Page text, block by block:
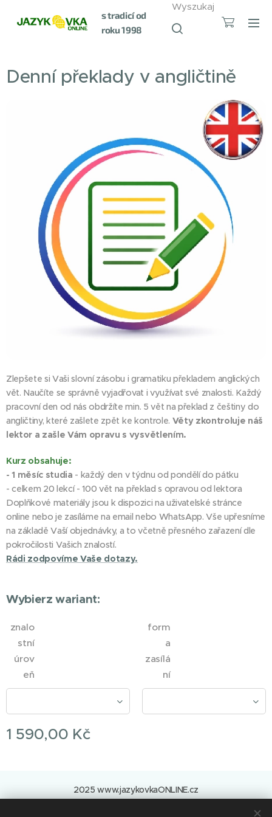
s tradicí od
roku 1998
Wyszukaj
Denní překlady v angličtině
Zlepšete si Vaši slovní zásobu i gramatiku překladem anglických
vět. Naučíte se správně vyjadřovat i využívat své znalosti. Každý
pracovní den od nás obdržíte min. 5 vět na překlad z češtiny do
angličtiny, které zašlete zpět ke kontrole. Věty zkontroluje náš
lektor a zašle Vám opravu s vysvětlením.
Kurz obsahuje:
- 1 měsíc studia - každý den v týdnu od pondělí do pátku
- celkem 20 lekcí - 100 vět na překlad s opravou od lektora
Doplňkové materiály jsou k dispozici na uživatelské stránce
online nebo je zasíláme na email nebo WhatsApp. Vše upřesníme
na základě Vaší objednávky, a to včetně přesného zařazení dle
pokročilosti Vašich znalostí.
Rádi zodpovíme Vaše dotazy.
Wybierz wariant:
znalo
stní
úrov
eň
form
a
zasílá
ní
1 590,00 Kč
2025 www.jazykovkaONLINE.cz